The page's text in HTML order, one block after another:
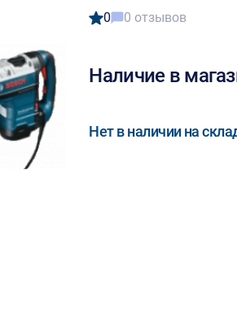
0 0 отзывов
Наличие в
Нет в наличии на